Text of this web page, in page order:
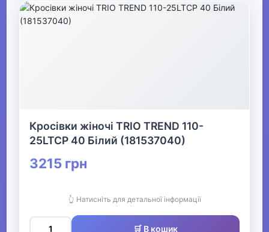
Кросівки жіночі TRIO TREND 110-
25LTCP 40 Білий (181537040)
3215 грн
👆 Натисніть для детальної інформації
🛒 В кошик